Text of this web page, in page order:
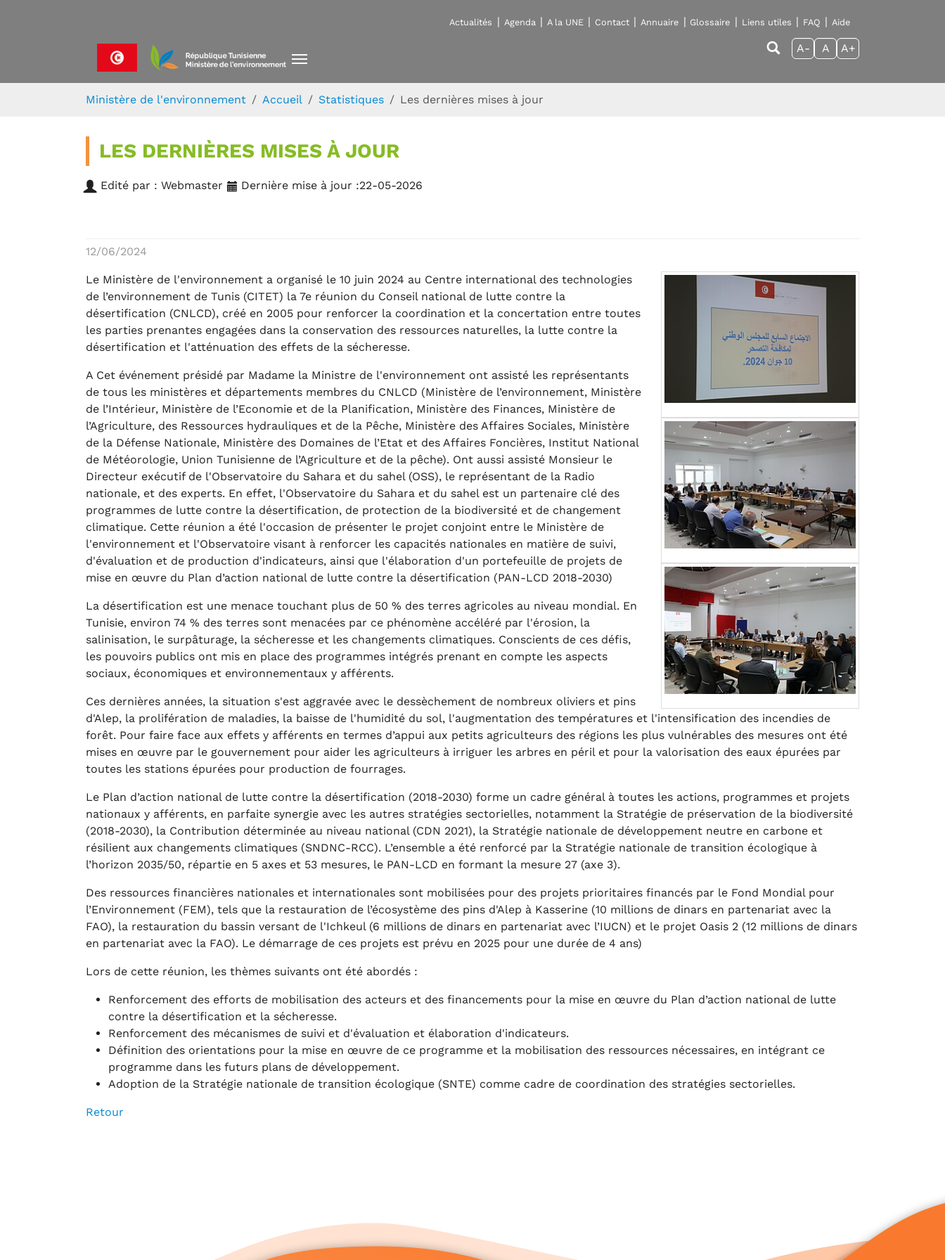
Actualités Agenda A la UNE Contact Annuaire Glossaire Liens utiles FAQ Aide
A- A A+
Ministère de l'environnement Accueil Statistiques Les dernières mises à jour
LES DERNIÈRES MISES À JOUR
Edité par : Webmaster Dernière mise à jour :22-05-2026
12/06/2024
Le Ministère de l'environnement a organisé le 10 juin 2024 au Centre international des technologies
de l’environnement de Tunis (CITET) la 7e réunion du Conseil national de lutte contre la
désertification (CNLCD), créé en 2005 pour renforcer la coordination et la concertation entre toutes
les parties prenantes engagées dans la conservation des ressources naturelles, la lutte contre la
désertification et l'atténuation des effets de la sécheresse.
A Cet événement présidé par Madame la Ministre de l'environnement ont assisté les représentants
de tous les ministères et départements membres du CNLCD (Ministère de l’environnement, Ministère
de l’Intérieur, Ministère de l’Economie et de la Planification, Ministère des Finances, Ministère de
l’Agriculture, des Ressources hydrauliques et de la Pêche, Ministère des Affaires Sociales, Ministère
de la Défense Nationale, Ministère des Domaines de l’Etat et des Affaires Foncières, Institut National
de Météorologie, Union Tunisienne de l’Agriculture et de la pêche). Ont aussi assisté Monsieur le
Directeur exécutif de l'Observatoire du Sahara et du sahel (OSS), le représentant de la Radio
nationale, et des experts. En effet, l'Observatoire du Sahara et du sahel est un partenaire clé des
programmes de lutte contre la désertification, de protection de la biodiversité et de changement
climatique. Cette réunion a été l'occasion de présenter le projet conjoint entre le Ministère de
l'environnement et l'Observatoire visant à renforcer les capacités nationales en matière de suivi,
d'évaluation et de production d'indicateurs, ainsi que l'élaboration d'un portefeuille de projets de
mise en œuvre du Plan d’action national de lutte contre la désertification (PAN-LCD 2018-2030)
La désertification est une menace touchant plus de 50 % des terres agricoles au niveau mondial. En
Tunisie, environ 74 % des terres sont menacées par ce phénomène accéléré par l'érosion, la
salinisation, le surpâturage, la sécheresse et les changements climatiques. Conscients de ces défis,
les pouvoirs publics ont mis en place des programmes intégrés prenant en compte les aspects
sociaux, économiques et environnementaux y afférents.
Ces dernières années, la situation s'est aggravée avec le dessèchement de nombreux oliviers et pins
d'Alep, la prolifération de maladies, la baisse de l'humidité du sol, l'augmentation des températures et l'intensification des incendies de
forêt. Pour faire face aux effets y afférents en termes d’appui aux petits agriculteurs des régions les plus vulnérables des mesures ont été
mises en œuvre par le gouvernement pour aider les agriculteurs à irriguer les arbres en péril et pour la valorisation des eaux épurées par
toutes les stations épurées pour production de fourrages.
Le Plan d’action national de lutte contre la désertification (2018-2030) forme un cadre général à toutes les actions, programmes et projets
nationaux y afférents, en parfaite synergie avec les autres stratégies sectorielles, notamment la Stratégie de préservation de la biodiversité
(2018-2030), la Contribution déterminée au niveau national (CDN 2021), la Stratégie nationale de développement neutre en carbone et
résilient aux changements climatiques (SNDNC-RCC). L’ensemble a été renforcé par la Stratégie nationale de transition écologique à
l’horizon 2035/50, répartie en 5 axes et 53 mesures, le PAN-LCD en formant la mesure 27 (axe 3).
Des ressources financières nationales et internationales sont mobilisées pour des projets prioritaires financés par le Fond Mondial pour
l’Environnement (FEM), tels que la restauration de l’écosystème des pins d'Alep à Kasserine (10 millions de dinars en partenariat avec la
FAO), la restauration du bassin versant de l'Ichkeul (6 millions de dinars en partenariat avec l’IUCN) et le projet Oasis 2 (12 millions de dinars
en partenariat avec la FAO). Le démarrage de ces projets est prévu en 2025 pour une durée de 4 ans)
Lors de cette réunion, les thèmes suivants ont été abordés :
Renforcement des efforts de mobilisation des acteurs et des financements pour la mise en œuvre du Plan d’action national de lutte
contre la désertification et la sécheresse.
Renforcement des mécanismes de suivi et d'évaluation et élaboration d'indicateurs.
Définition des orientations pour la mise en œuvre de ce programme et la mobilisation des ressources nécessaires, en intégrant ce
programme dans les futurs plans de développement.
Adoption de la Stratégie nationale de transition écologique (SNTE) comme cadre de coordination des stratégies sectorielles.
Retour